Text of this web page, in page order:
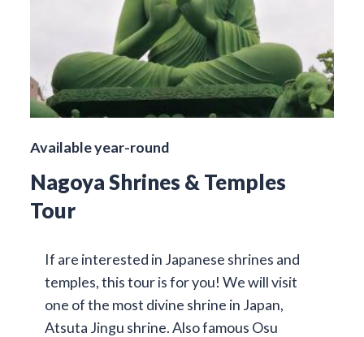
Available year-round
Nagoya Shrines & Temples
Tour
If are interested in Japanese shrines and
temples, this tour is for you! We will visit
one of the most divine shrine in Japan,
Atsuta Jingu shrine. Also famous Osu